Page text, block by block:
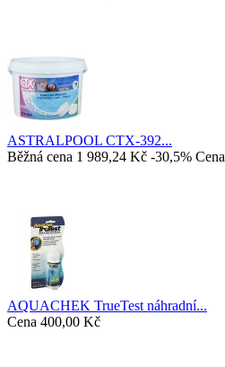
ASTRALPOOL CTX-392...
Běžná cena 1 989,24 Kč -30,5% Cena
AQUACHEK TrueTest náhradní...
Cena 400,00 Kč